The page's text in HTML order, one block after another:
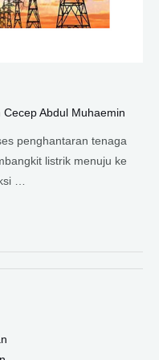
Cecep Abdul Muhaemin
penghantaran tenaga
listrik menuju ke
…